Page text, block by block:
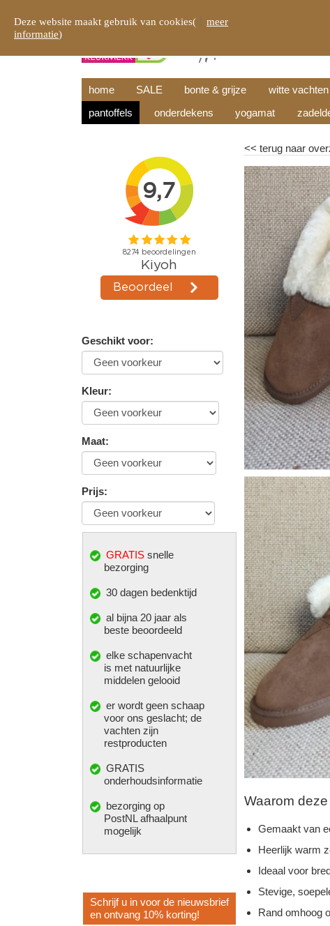
home SALE bonte & grijze witte vachten
pantoffels
onderdekens yogamat
Geschikt voor:
Kleur:
Maat:
Prijs:
GRATIS snelle
bezorging
30 dagen bedenktijd
al bijna 20 jaar als
beste beoordeeld
elke schapenvacht
is met natuurlijke
middelen gelooid
er wordt geen schaap
voor ons geslacht; de
vachten zijn
restproducten
GRATIS
onderhoudsinformatie
bezorging op
PostNL afhaalpunt
mogelijk
Schrijf u in voor de nieuwsbrief
en ontvang 10% korting!
<<terug naar
Waarom
Gemaakt van
Heerlijk warm
Ideaal voor
Stevige,
Rand omhoog
Deze website maakt gebruik van cookies(
meer
informatie)